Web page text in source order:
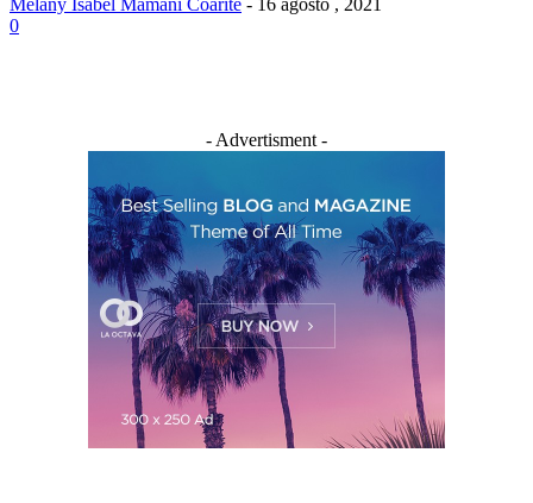
Melany Isabel Mamani Coarite - 16 agosto , 2021
0
- Advertisment -